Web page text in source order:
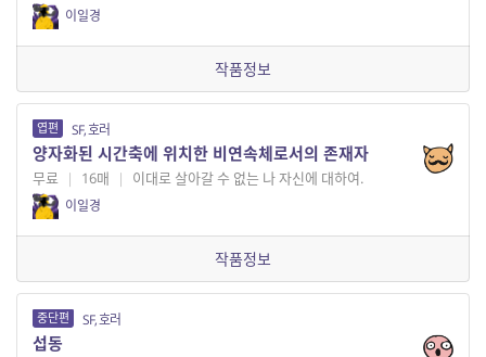
이일경
작품정보
엽편 SF, 호러
양자화된 시간축에 위치한 비연속체로서의 존재자
무료 | 16매 | 이대로 살아갈 수 없는 나 자신에 대하여.
이일경
작품정보
중단편 SF, 호러
섭동